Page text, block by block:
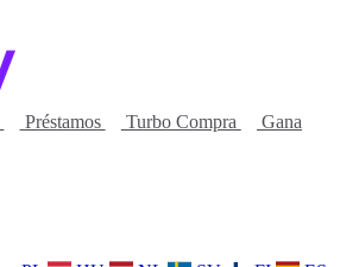
Préstamos Turbo Compra
Gana